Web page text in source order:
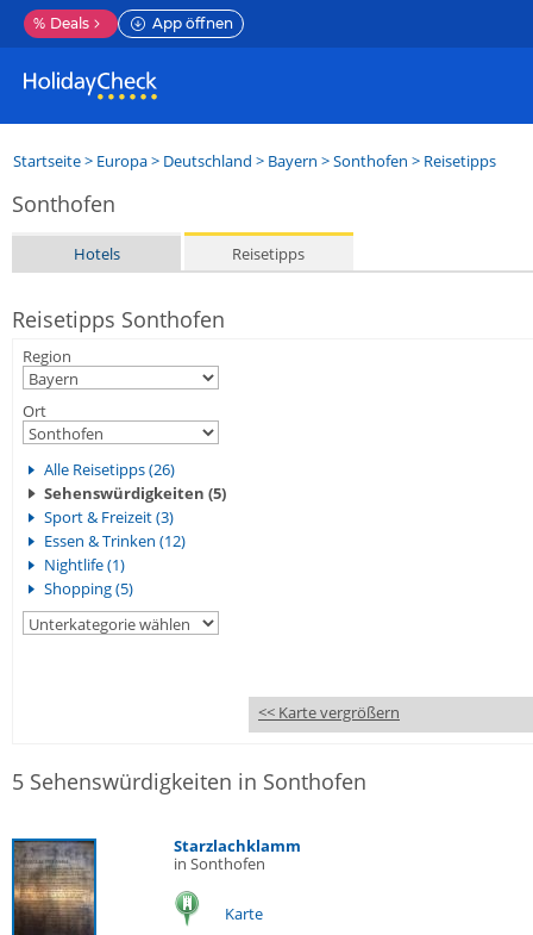
% Deals App öffnen
Startseite> Europa> Deutschland > Bayern >Sonthofen > Reisetipps
Sonthofen
Hotels Reisetipps
Reisetipps Sonthofen
Region
Ort
Alle Reisetipps (26)
Sehenswürdigkeiten (5)
Sport & Freizeit (3)
Essen & Trinken (12)
Nightlife (1)
Shopping (5)
<< Karte vergrößern
5 Sehenswürdigkeiten in Sonthofen
Starzlachklamm
in Sonthofen
Karte